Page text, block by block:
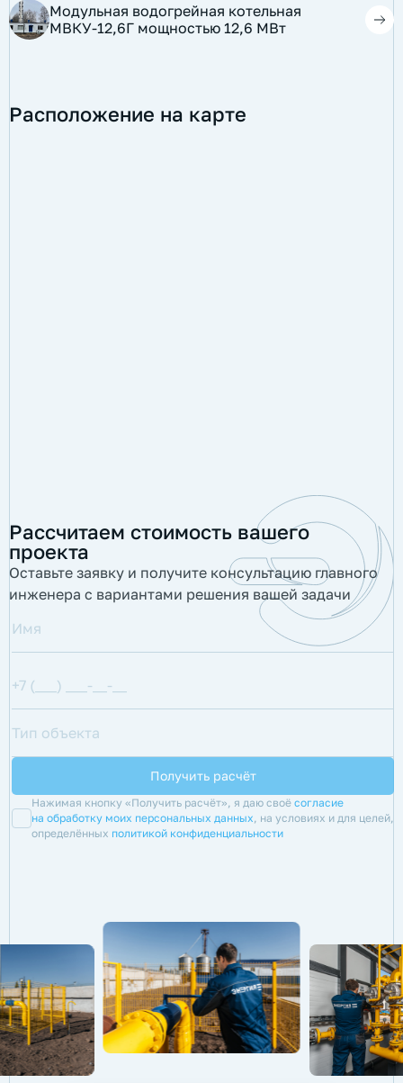
​Модульная водогрейная котельная
МВКУ-12,6Г мощностью 12,6 МВт
Расположение на карте
Рассчитаем стоимость вашего
проекта
Оставьте заявку и получите консультацию главного
инженера с вариантами решения вашей задачи
Нажимая кнопку «Получить расчёт», я даю своё согласие
на обработку моих персональных данных, на условиях и для целей,
определённых политикой конфиденциальности